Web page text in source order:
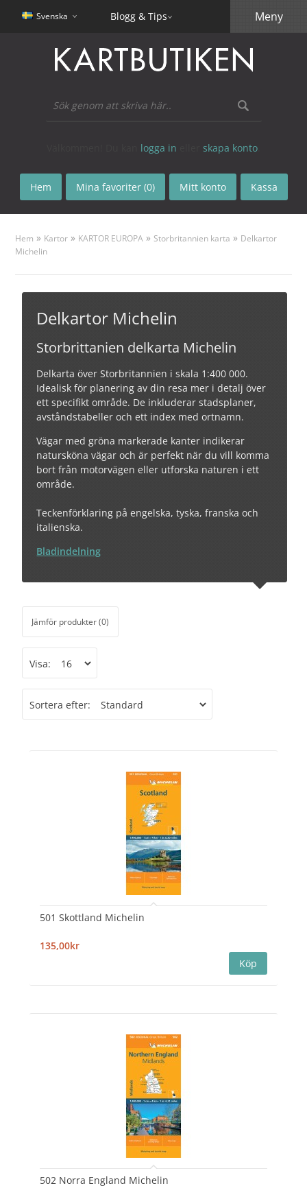
Svenska Blogg & Tips
logga in skapa konto
Hem Mina favoriter (0) Mitt konto Kassa
Meny
Hem » Kartor » KARTOR EUROPA » Storbritannien karta » Delkartor
Michelin
Delkartor Michelin
Storbrittanien delkarta Michelin
Delkarta över Storbritannien i skala 1:400 000.
Idealisk för planering av din resa mer i detalj över
ett specifikt område. De inkluderar stadsplaner,
avståndstabeller och ett index med ortnamn.
Vägar med gröna markerade kanter indikerar
natursköna vägar och är perfekt när du vill komma
bort från motorvägen eller utforska naturen i ett
område.
Teckenförklaring på engelska, tyska, franska och
italienska.
Bladindelning
Jämför produkter (0)
Visa:
Sortera efter:
501 Skottland Michelin
135,00kr
502 Norra England Michelin